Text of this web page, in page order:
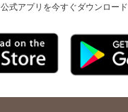
公式アプリを今すぐダウンロード